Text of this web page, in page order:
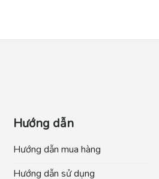
Hướng dẫn
Hướng dẫn mua hàng
Hướng dẫn sử dụng